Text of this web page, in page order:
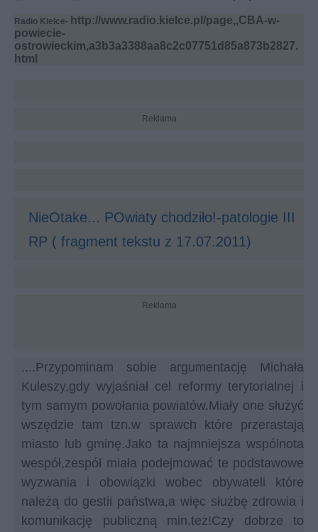
Radio Kielce- http://www.radio.kielce.pl/page,,CBA-w-
powiecie-
ostrowieckim,a3b3a3388aa8c2c07751d85a873b2827.
html
Reklama
NieOtake... POwiaty chodziło!-patologie III
RP ( fragment tekstu z 17.07.2011)
Reklama
....Przypominam sobie argumentację Michała
Kuleszy,gdy wyjaśniał cel reformy terytorialnej i
tym samym powołania powiatów.Miały one służyć
wszędzie tam tzn.w sprawch które przerastają
miasto lub gminę.Jako ta najmniejsza wspólnota
wespół,zespół miała podejmować te podstawowe
wyzwania i obowiązki wobec obywateli które
należą do gestii państwa,a więc służbę zdrowia i
komunikację publiczną min.też!Czy dobrze to